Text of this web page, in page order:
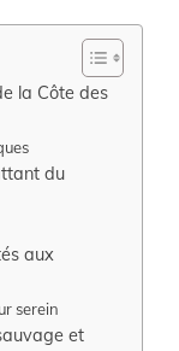
la Côte des
du
aux
serein
et